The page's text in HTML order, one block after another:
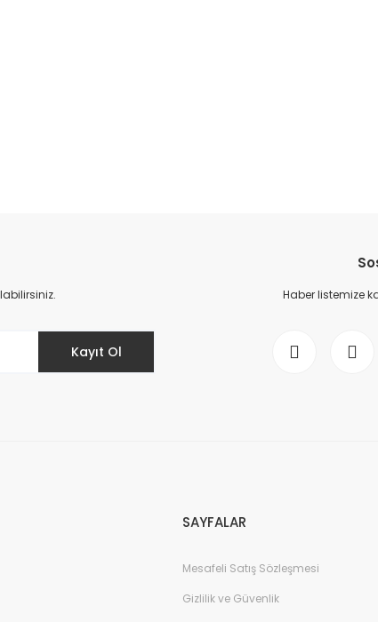
Kayıt Ol
Haber listemize
SAYFALAR
Mesafeli Satış Sözleşmesi
Gizlilik ve Güvenlik